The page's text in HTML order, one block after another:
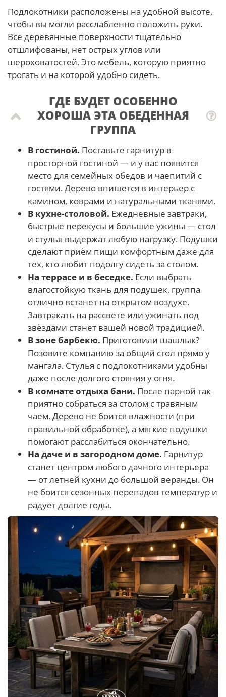
Подлокотники расположены на удобной высоте,
чтобы вы могли расслабленно положить руки.
Все деревянные поверхности тщательно
отшлифованы, нет острых углов или
шероховатостей. Это мебель, которую приятно
трогать и на которой удобно сидеть.
ГДЕ БУДЕТ ОСОБЕННО
ХОРОША ЭТА ОБЕДЕННАЯ
ГРУППА
В гостиной. Поставьте гарнитур в
просторной гостиной — и у вас появится
место для семейных обедов и чаепитий с
гостями. Дерево впишется в интерьер с
камином, коврами и натуральными тканями.
В кухне-столовой. Ежедневные завтраки,
быстрые перекусы и большие ужины — стол
и стулья выдержат любую нагрузку. Подушки
сделают приём пищи комфортным даже для
тех, кто любит подолгу сидеть за столом.
На террасе и в беседке. Если выбрать
влагостойкую ткань для подушек, группа
отлично встанет на открытом воздухе.
Завтракать на рассвете или ужинать под
звёздами станет вашей новой традицией.
В зоне барбекю. Приготовили шашлык?
Позовите компанию за общий стол прямо у
мангала. Стулья с подлокотниками удобны
даже после долгого стояния у огня.
В комнате отдыха бани. После парной так
приятно собраться за столом с травяным
чаем. Дерево не боится влажности (при
правильной обработке), а мягкие подушки
помогают расслабиться окончательно.
На даче и в загородном доме. Гарнитур
станет центром любого дачного интерьера
— от летней кухни до большой веранды. Он
не боится сезонных перепадов температур и
радует долгие годы.